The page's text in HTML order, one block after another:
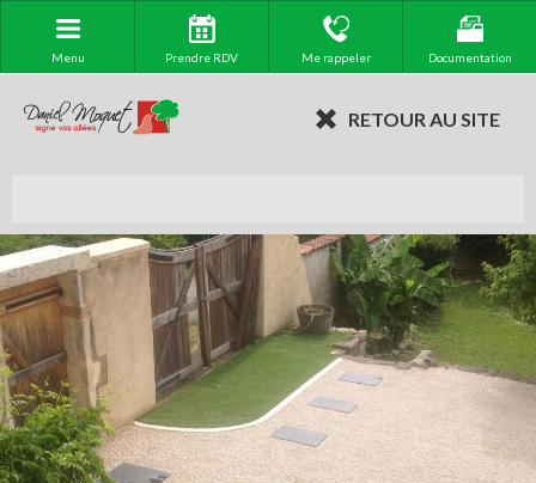
Menu Prendre RDV Me rappeler Documentation
RETOUR AU SITE